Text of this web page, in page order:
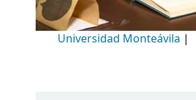
Universidad Monteávila |